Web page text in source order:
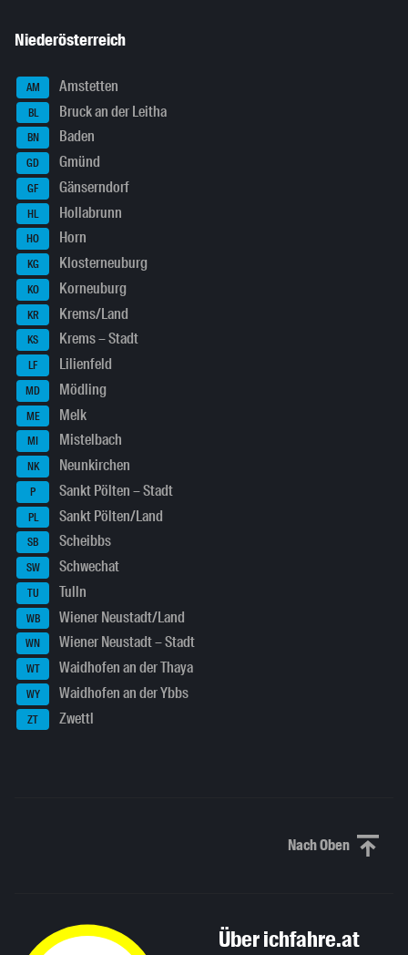
Niederösterreich
AM Amstetten
BL Bruck an der Leitha
BN Baden
GD Gmünd
GF Gänserndorf
HL Hollabrunn
HO Horn
KG Klosterneuburg
KO Korneuburg
KR Krems/Land
KS Krems – Stadt
LF Lilienfeld
MD Mödling
ME Melk
MI Mistelbach
NK Neunkirchen
P Sankt Pölten – Stadt
PL Sankt Pölten/Land
SB Scheibbs
SW Schwechat
TU Tulln
WB Wiener Neustadt/Land
WN Wiener Neustadt – Stadt
WT Waidhofen an der Thaya
WY Waidhofen an der Ybbs
ZT Zwettl
Nach ObenNach oben
Über ichfahre.at